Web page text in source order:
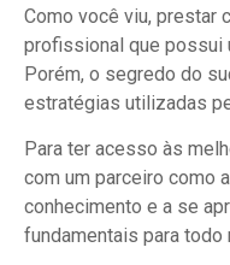
Como você viu, prestar
profissional que possui
Porém, o segredo do
estratégias utilizadas
Para ter acesso às
com um parceiro como a
conhecimento e a se
fundamentais para todo